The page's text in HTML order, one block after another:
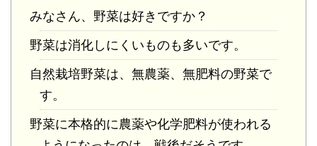
みなさん、野菜は好きですか？
野菜は消化しにくいものも多いです。
自然栽培野菜は、無農薬、無肥料の野菜で
す。
野菜に本格的に農薬や化学肥料が使われる